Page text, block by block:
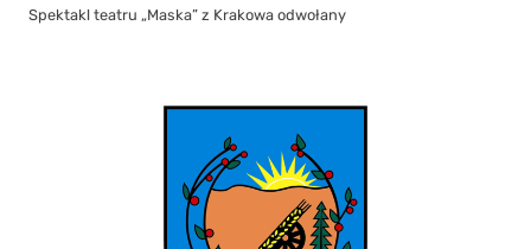
Spektakl teatru „Maska” z Krakowa odwołany